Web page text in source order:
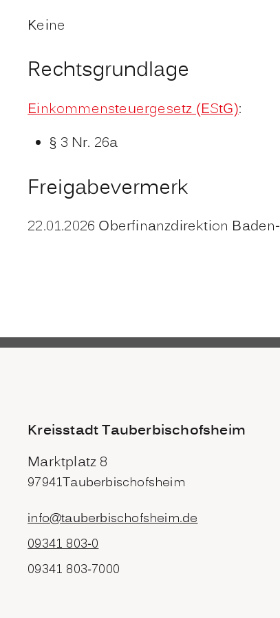
Keine
Rechtsgrundlage
Einkommensteuergesetz (EStG):
§ 3 Nr. 26a
Freigabevermerk
22.01.2026 Oberfinanzdirektion
Kreisstadt Tauberbischofsheim
Marktplatz 8
97941Tauberbischofsheim
info@tauberbischofsheim.de
09341 803-0
09341 803-7000